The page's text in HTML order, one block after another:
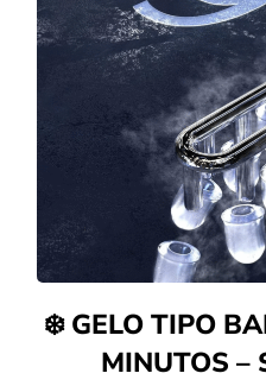
❄️ GELO TIPO
MINUTOS –